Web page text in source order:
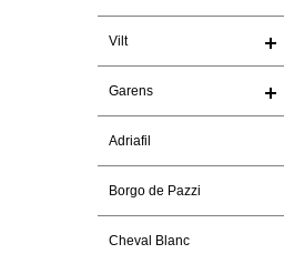
Vilt
Garens
Adriafil
Borgo de Pazzi
Cheval Blanc
pakket Ga er weer leuke pakket van